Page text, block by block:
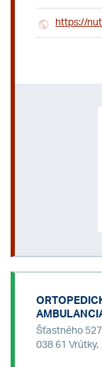
https://
Šťastného
038 61 Vrútky,